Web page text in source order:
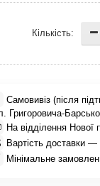
Кількість:
Самовивіз (після
Григоровича-
На відділення Нової
Вартість доставки
Мінімальне